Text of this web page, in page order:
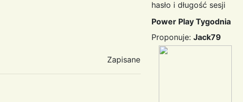
Zapisane
hasło i długość sesji
Power Play Tygodnia
Proponuje: Jack79